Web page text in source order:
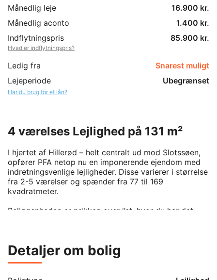
Månedlig leje
16.900 kr.
Månedlig aconto
1.400 kr.
Indflytningspris
85.900 kr.
Hvad er indflytningspris?
Ledig fra
Snarest muligt
Lejeperiode
Ubegrænset
Har du brug for et lån?
4 værelses Lejlighed på 131 m²
I hjertet af Hillerød – helt centralt ud mod Slotssøen,
opfører PFA netop nu en imponerende ejendom med
indretningsvenlige lejligheder. Disse varierer i størrelse
fra 2-5 værelser og spænder fra 77 til 169
kvadratmeter.
Beliggenheden er prikken over i’et, hvor du har det
lader du blikket hvile over Slotsøens blanke vand og
de grønne haver omkring Frederiksborg Slot,
Detaljer om bolig